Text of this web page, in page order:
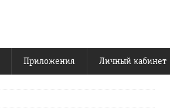
Приложения Личный кабинет